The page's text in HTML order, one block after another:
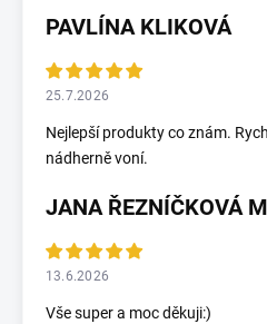
PAVLÍNA KLIKOVÁ
25.7.2026
Nejlepší produkty co znám.
nádherně voní.
JANA ŘEZNÍČKOVÁ
13.6.2026
Vše super a moc děkuji:)